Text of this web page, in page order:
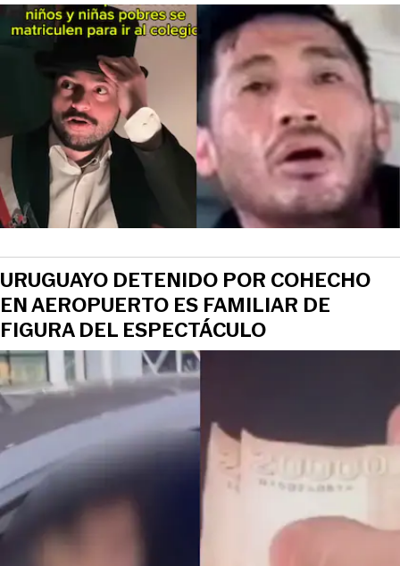
URUGUAYO DETENIDO POR COHECHO
EN AEROPUERTO ES FAMILIAR DE
FIGURA DEL ESPECTÁCULO